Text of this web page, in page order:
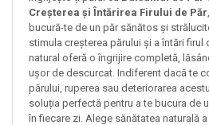
Creșterea și Întărirea Firului de Păr
bucură-te de un păr sănătos și
stimula creșterea părului și a întări firul
natural oferă o îngrijire completă,
ușor de descurcat. Indiferent dacă te
părului, ruperea sau deteriorarea
soluția perfectă pentru a te bucura de
în fiecare zi. Alege sănătatea naturală